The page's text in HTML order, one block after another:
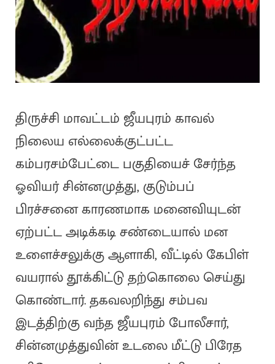
திருச்சி மாவட்டம் ஜீயபுரம் காவல்
நிலைய எல்லைக்குட்பட்ட
கம்பரசம்பேட்டை பகுதியைச் சேர்ந்த
ஓவியர் சின்னமுத்து, குடும்பப்
பிரச்சனை காரணமாக மனைவியுடன்
ஏற்பட்ட அடிக்கடி சண்டையால் மன
உளைச்சலுக்கு ஆளாகி, வீட்டில் கேபிள்
வயரால் தூக்கிட்டு தற்கொலை செய்து
கொண்டார். தகவலறிந்து சம்பவ
இடத்திற்கு வந்த ஜீயபுரம் போலீசார்,
சின்னமுத்துவின் உடலை மீட்டு பிரேத